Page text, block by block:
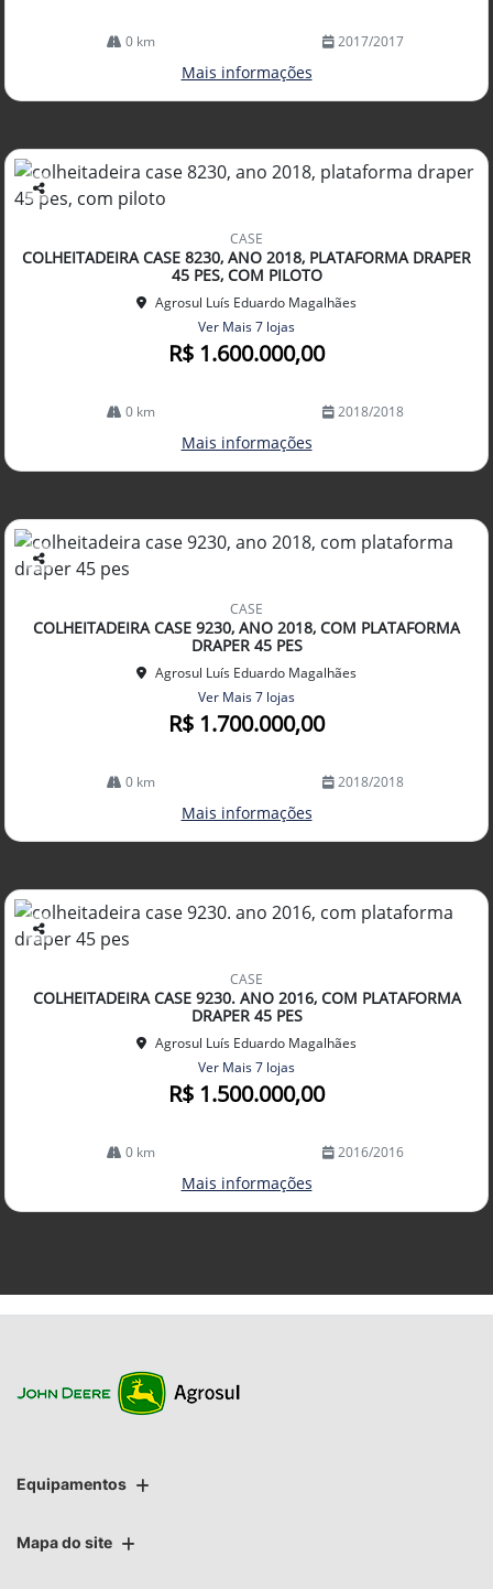
0 km 2017/2017
Mais informações
Co
arti
lhe
CASE
COLHEITADEIRA CASE 8230, ANO 2018, PLATAFORMA DRAPER
45 PES, COM PILOTO
Agrosul Luís Eduardo Magalhães
Ver Mais 7 lojas
R$ 1.600.000,00
0 km 2018/2018
Mais informações
Co
arti
lhe
CASE
COLHEITADEIRA CASE 9230, ANO 2018, COM PLATAFORMA
DRAPER 45 PES
Agrosul Luís Eduardo Magalhães
Ver Mais 7 lojas
R$ 1.700.000,00
0 km 2018/2018
Mais informações
Co
arti
lhe
CASE
COLHEITADEIRA CASE 9230. ANO 2016, COM PLATAFORMA
DRAPER 45 PES
Agrosul Luís Eduardo Magalhães
Ver Mais 7 lojas
R$ 1.500.000,00
0 km 2016/2016
Mais informações
Equipamentos
Mapa do site